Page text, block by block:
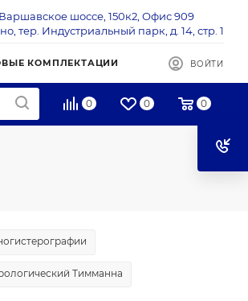
шоссе, 150к2, Офис 909
тер. Индустриальный парк, д. 14, стр. 1
КОМПЛЕКТАЦИИ ВОЙТИ
0 0 0
Тимманна